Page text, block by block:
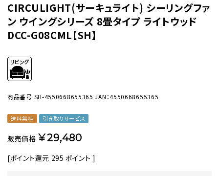
CIRCULIGHT(サーキュライト) シーリングファ
ン ウイングシリーズ 8畳タイプ ライトウッド
DCC-G08CML【SH】
商品番号 SH-4550668655365 JAN：4550668655365
送料無料 引き取りサービス
販売価格 ¥29,480
[ポイント還元 295 ポイント ]